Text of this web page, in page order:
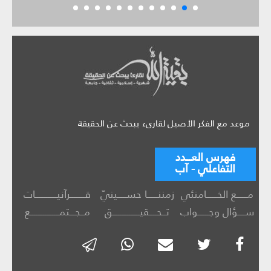
موعد مع الفكر الأصيل لقارىء يبحث عن الحقيقة
فهرس العـــدد
التفاعلي - آب
مــــــع الخــــــامنئي زمننــــــا حســـــينيّ
قــــــــرآنيــــــــــــات
ســــؤال وجــــــواب
تــحــــقيـــــــــــــــق مــجـــتمــــــــــــــــع